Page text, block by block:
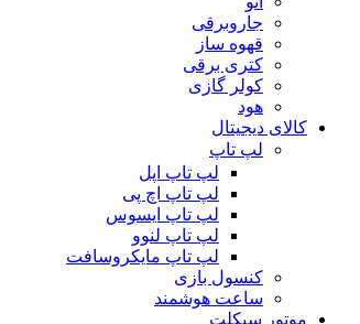
جاروبرقی
قهوه ساز
کتری برقی
کولر گازی
هود
کالای دیجیتال
لپ تاپ
لپ تاپ اپل
لپ تاپ اچ پی
لپ تاپ ایسوس
لپ تاپ لنوو
لپ تاپ مایکروسافت
کنسول بازی
ساعت هوشمند
موتور سیکلت